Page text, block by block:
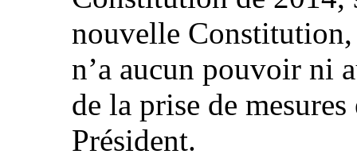
nouvelle
n’a aucun pouvoir ni
de la prise de
Président.